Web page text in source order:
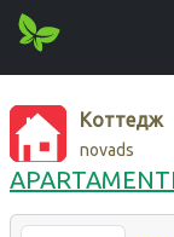
Коттедж
novads